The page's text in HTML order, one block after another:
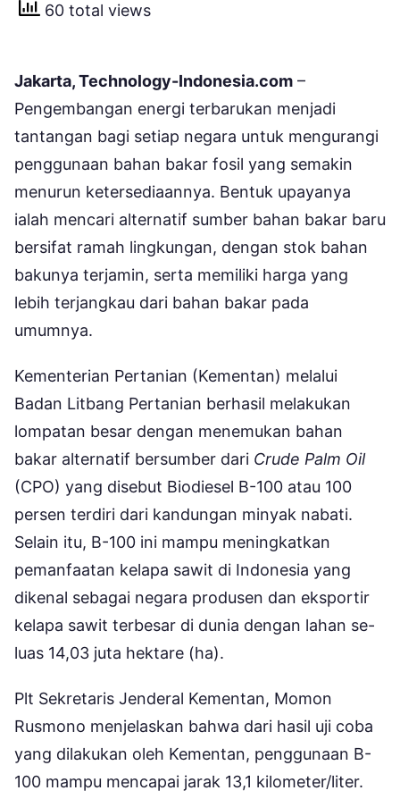
60 total views
Jakarta, Technology-Indonesia.com –
Pengembangan energi terbarukan menjadi
tantangan bagi setiap negara untuk mengurangi
penggunaan bahan bakar fosil yang semakin
menurun ketersediaannya. Bentuk upayanya
ialah mencari alternatif sumber bahan bakar baru
bersifat ramah lingkungan, dengan stok bahan
bakunya terjamin, serta memiliki harga yang
lebih terjangkau dari bahan bakar pada
umumnya.
Kementerian Pertanian (Kementan) melalui
Badan Litbang Pertanian berhasil melakukan
lompatan besar dengan menemukan bahan
bakar alternatif bersumber dari Crude Palm Oil
(CPO) yang disebut Biodiesel B-100 atau 100
persen terdiri dari kandungan minyak nabati.
Selain itu, B-100 ini mampu meningkatkan
pemanfaatan kelapa sawit di Indonesia yang
dikenal sebagai negara produsen dan eksportir
kelapa sawit terbesar di dunia dengan lahan se-
luas 14,03 juta hektare (ha).
Plt Sekretaris Jenderal Kementan, Momon
Rusmono menjelaskan bahwa dari hasil uji coba
yang dilakukan oleh Kementan, penggunaan B-
100 mampu mencapai jarak 13,1 kilometer/liter.